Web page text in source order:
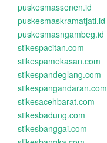
puskesmassenen.id
puskesmaskramatjati.id
puskesmasngambeg.id
stikespacitan.com
stikespamekasan.com
stikespandeglang.com
stikespangandaran.com
stikesacehbarat.com
stikesbadung.com
stikesbanggai.com